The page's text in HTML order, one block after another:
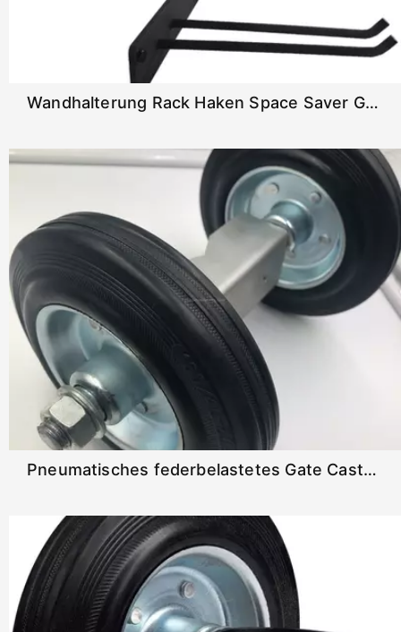
Wandhalterung Rack Haken Space Saver Gartenwerkzeug Organizer Garage Speichersystem Super Heavy Duty Steel Halter Kleiderbügel
Pneumatisches federbelastetes Gate Caster Universal Mount Gate Rad